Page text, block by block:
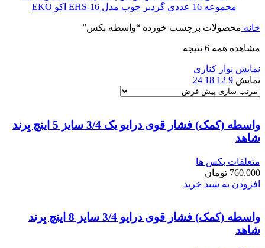
مجموعه 16 عددی گردبر چوب مدل EHS-16 اکو EKO
خانه محصولات برچسب خورده “واسطه بکس”
مشاهده همه 6 نتیجه
نمایش نوار کناری
نمایش 9
12
18
24
واسطه (کمک) فشار قوی درایو یک 3/4 سایز 5 اینچ بِرند
شاهد
متعلقات بکس ها
760,000 تومان
افزودن به سبد خرید
واسطه (کمک) فشار قوی درایو 3/4 سایز 8 اینچ بِرند
شاهد